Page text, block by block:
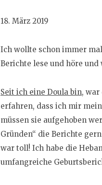
18. März 2019
Ich wollte schon immer
Berichte lese und höre
Seit ich eine Doula bin, war
erfahren, dass ich mir
müssen sie aufgehoben
Gründen“ die Berichte
war toll! Ich habe die
umfangreiche